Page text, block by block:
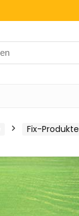
Fix-Produkte